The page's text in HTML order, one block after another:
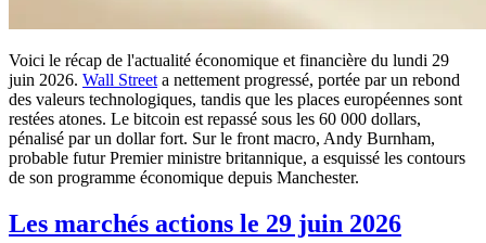
Voici le récap de l'actualité économique et financière du lundi 29
juin 2026. Wall Street a nettement progressé, portée par un rebond
des valeurs technologiques, tandis que les places européennes sont
restées atones. Le bitcoin est repassé sous les 60 000 dollars,
pénalisé par un dollar fort. Sur le front macro, Andy Burnham,
probable futur Premier ministre britannique, a esquissé les contours
de son programme économique depuis Manchester.
Les marchés actions le 29 juin 2026